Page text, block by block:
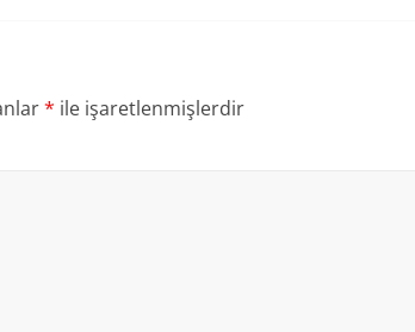
* ile işaretlenmişlerdir